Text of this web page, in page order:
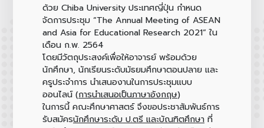
ด้วย Chiba University ประเทศญี่ปุ่น กำหนด
จัดการประชุม “The Annual Meeting of ASEAN
and Asia for Educational Research 2021” ใน
เดือน ก.พ. 2564
โดยมีวัตถุประสงค์เพื่อให้อาจารย์ พร้อมด้วย
นักศึกษา, นักเรียนระดับมัธยมศึกษาตอนปลาย และ
ครูประจำการ นำเสนองานในการประชุมแบบ
ออนไลน์ (การนำเสนอเป็นภาษาอังกฤษ)
ในการนี้ คณะศึกษาศาสตร์ จึงขอประชาสัมพันธ์การ
รับสมัครนักศึกษาระดับ ป.ตรี และบัณฑิตศึกษาที่